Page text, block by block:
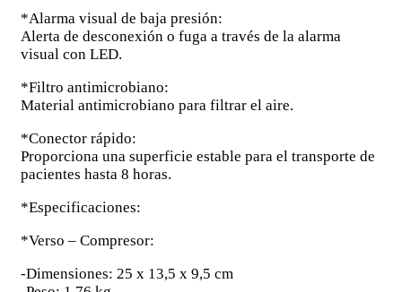
*Alarma visual de baja presión:
Alerta de desconexión o fuga a través de la alarma
visual con LED.
*Filtro antimicrobiano:
Material antimicrobiano para filtrar el aire.
*Conector rápido:
Proporciona una superficie estable para el transporte de
pacientes hasta 8 horas.
*Especificaciones:
*Verso – Compresor:
-Dimensiones: 25 x 13,5 x 9,5 cm